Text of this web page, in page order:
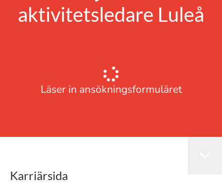
aktivitetsledare Luleå
Läser in ansökningsformuläret
Karriärsida